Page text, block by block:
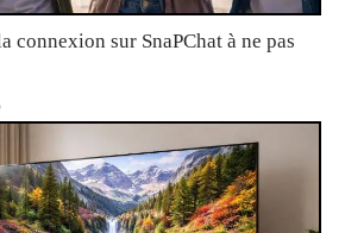
connexion sur SnaPChat à ne pas